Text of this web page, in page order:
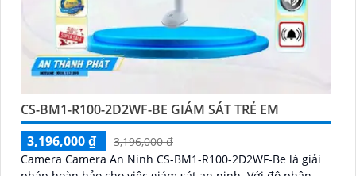
CS-BM1-R100-2D2WF-BE GIÁM SÁT TRẺ EM
3,196,000 ₫
3,196,000 ₫
Camera Camera An Ninh CS-BM1-R100-2D2WF-Be là giải